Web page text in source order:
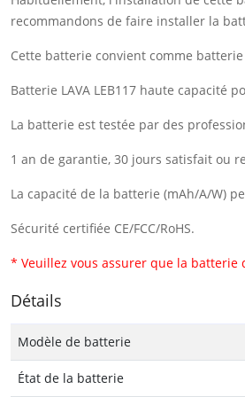
recommandons de faire installer la
Cette batterie convient comme batterie
Batterie LAVA LEB117 haute capacité
La batterie est testée par des
1 an de garantie, 30 jours satisfait ou
La capacité de la batterie (mAh/A/W)
Sécurité certifiée CE/FCC/RoHS.
* Veuillez vous assurer que la batterie
Détails
Modèle de batterie
État de la batterie